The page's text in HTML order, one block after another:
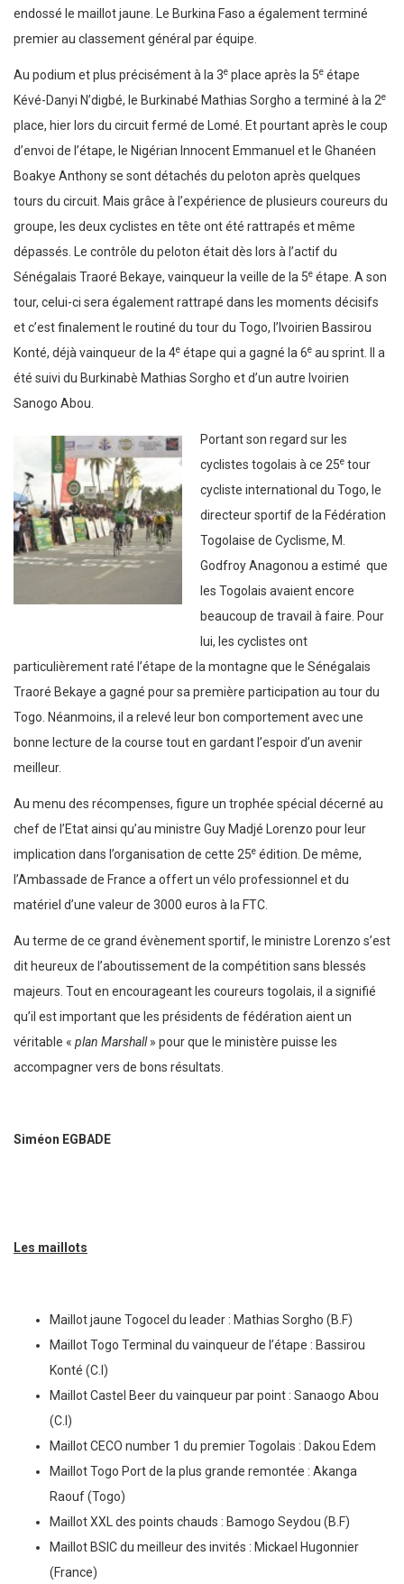
endossé le maillot jaune. Le Burkina Faso a également terminé
premier au classement général par équipe.
Au podium et plus précisément à la 3e place après la 5e étape
Kévé-Danyi N’digbé, le Burkinabé Mathias Sorgho a terminé à la 2e
place, hier lors du circuit fermé de Lomé. Et pourtant après le coup
d’envoi de l’étape, le Nigérian Innocent Emmanuel et le Ghanéen
Boakye Anthony se sont détachés du peloton après quelques
tours du circuit. Mais grâce à l’expérience de plusieurs coureurs du
groupe, les deux cyclistes en tête ont été rattrapés et même
dépassés. Le contrôle du peloton était dès lors à l’actif du
Sénégalais Traoré Bekaye, vainqueur la veille de la 5e étape. A son
tour, celui-ci sera également rattrapé dans les moments décisifs
et c’est finalement le routiné du tour du Togo, l’Ivoirien Bassirou
Konté, déjà vainqueur de la 4e étape qui a gagné la 6e au sprint. Il a
été suivi du Burkinabè Mathias Sorgho et d’un autre Ivoirien
Sanogo Abou.
Portant son regard sur les
cyclistes togolais à ce 25etour
cycliste international du Togo, le
directeur sportif de la Fédération
Togolaise de Cyclisme, M.
Godfroy Anagonou a estimé que
les Togolais avaient encore
beaucoup de travail à faire. Pour
lui, les cyclistes ont
particulièrement raté l’étape de la montagne que le Sénégalais
Traoré Bekaye a gagné pour sa première participation au tour du
Togo. Néanmoins, il a relevé leur bon comportement avec une
bonne lecture de la course tout en gardant l’espoir d’un avenir
meilleur.
Au menu des récompenses, figure un trophée spécial décerné au
chef de l’Etat ainsi qu’au ministre Guy Madjé Lorenzo pour leur
implication dans l’organisation de cette 25e édition. De même,
l’Ambassade de France a offert un vélo professionnel et du
matériel d’une valeur de 3000 euros à la FTC.
Au terme de ce grand évènement sportif, le ministre Lorenzo s’est
dit heureux de l’aboutissement de la compétition sans blessés
majeurs. Tout en encourageant les coureurs togolais, il a signifié
qu’il est important que les présidents de fédération aient un
véritable « plan Marshall» pour que le ministère puisse les
accompagner vers de bons résultats.
Siméon EGBADE
Les maillots
Maillot jaune Togocel du leader : Mathias Sorgho (B.F)
Maillot Togo Terminal du vainqueur de l’étape : Bassirou
Konté (C.I)
Maillot Castel Beer du vainqueur par point : Sanaogo Abou
(C.I)
Maillot CECO number 1 du premier Togolais : Dakou Edem
Maillot Togo Port de la plus grande remontée : Akanga
Raouf (Togo)
Maillot XXL des points chauds : Bamogo Seydou (B.F)
Maillot BSIC du meilleur des invités : Mickael Hugonnier
(France)